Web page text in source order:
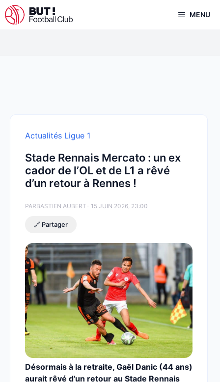
Aller
au
MENU
Actualités Ligue 1
Stade Rennais Mercato : un ex
cador de l’OL et de L1 a rêvé
d’un retour à Rennes !
PARBASTIEN AUBERT- 15 JUIN 2026, 23:00
🔗 Partager
Désormais à la retraite, Gaël Danic (44 ans)
aurait rêvé d’un retour au Stade Rennais